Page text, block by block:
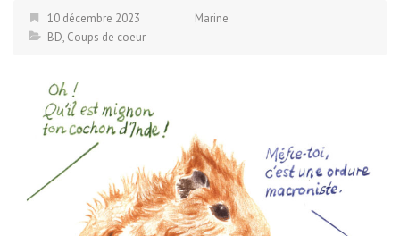
10 décembre 2023
Marine
BD, Coups de coeur